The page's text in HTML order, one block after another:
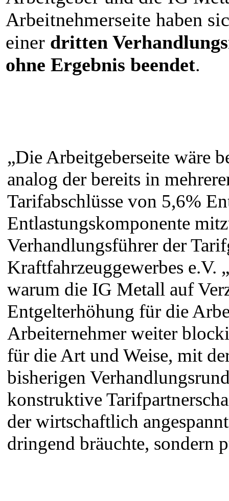
Arbeitnehmerseite haben
einer dritten
ohne Ergebnis beendet.
„Die Arbeitgeberseite wäre
analog der bereits in
Tarifabschlüsse von 5,6%
Entlastungskomponente
Verhandlungsführer der
Kraftfahrzeuggewerbes
warum die IG Metall auf
Entgelterhöhung für die
Arbeiternehmer weiter
für die Art und Weise, mit
bisherigen
konstruktive
der wirtschaftlich
dringend bräuchte, sondern